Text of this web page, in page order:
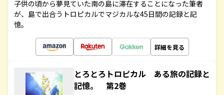
子供の頃から夢見ていた南の島に滞在することになった筆者
が、島で出合うトロピカルでマジカルな45日間の記録と記
憶。
詳細を見る
とろとろトロピカル ある旅の記録と
記憶。 第2巻